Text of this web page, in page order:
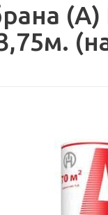
(A)